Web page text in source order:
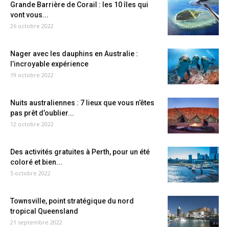
Grande Barrière de Corail : les 10 îles qui
vont vous...
26 octobre 2022
Nager avec les dauphins en Australie :
l’incroyable expérience
19 octobre 2022
Nuits australiennes : 7 lieux que vous n’êtes
pas prêt d’oublier...
12 octobre 2022
Des activités gratuites à Perth, pour un été
coloré et bien...
5 octobre 2022
Townsville, point stratégique du nord
tropical Queensland
21 septembre 2022